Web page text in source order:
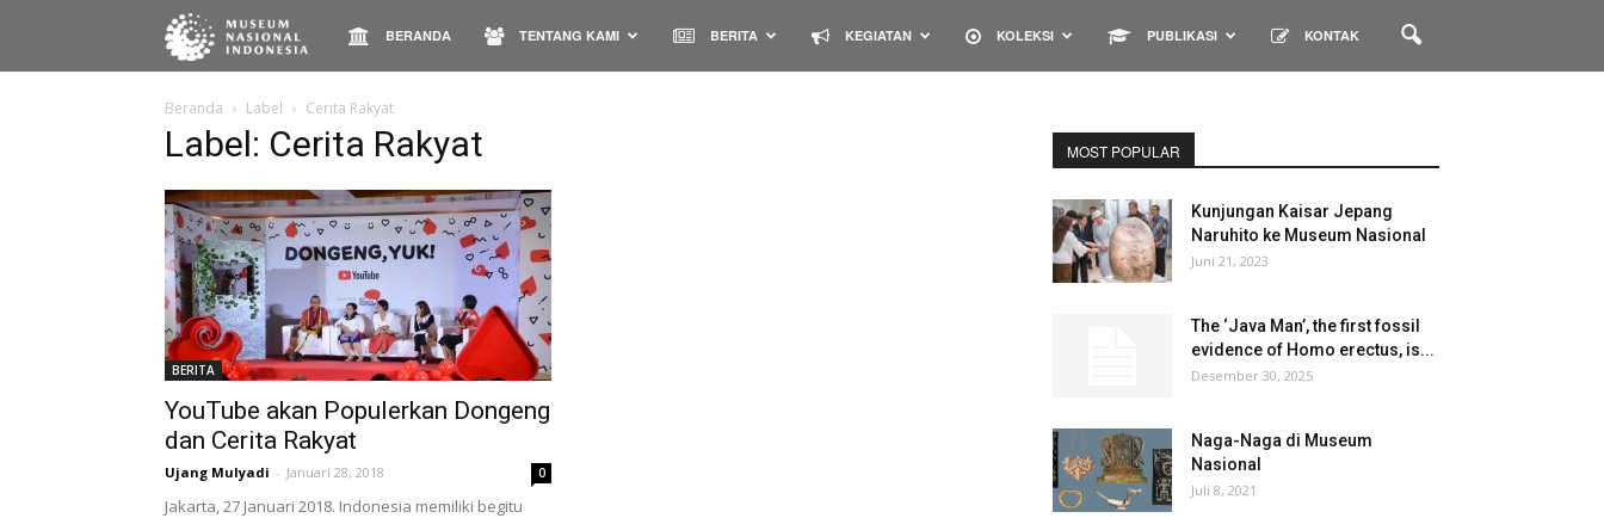
Museum
Nasional
BERANDA TENTANG KAMI BERITA KEGIATAN KOLEKSI PUBLIKASI KONTAK
Beranda Label Cerita Rakyat
Label: Cerita Rakyat
BERITA
YouTube akan Populerkan Dongeng
dan Cerita Rakyat
Ujang Mulyadi - Januari 28, 2018 0
Jakarta, 27 Januari 2018. Indonesia memiliki begitu
MOST POPULAR
Kunjungan Kaisar Jepang
Naruhito ke Museum Nasional
Juni 21, 2023
The ‘Java Man’, the first fossil
evidence of Homo erectus, is...
Desember 30, 2025
Naga-Naga di Museum
Nasional
Juli 8, 2021